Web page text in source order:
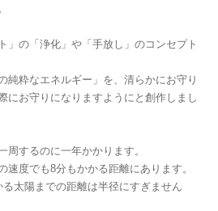
」の「浄化」や「手放し」のコンセプト
純粋なエネルギー」を、清らかにお守り
にお守りになりますようにと創作しまし
周するのに一年かかります。
速度でも8分もかかる距離にあります。
太陽までの距離は半径にすぎません